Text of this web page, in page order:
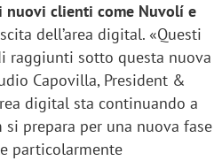
nuovi clienti come Nuvolí e
dell’area digital. «Questi
raggiunti sotto questa nuova
Capovilla, President &
digital sta continuando a
prepara per una nuova fase
particolarmente